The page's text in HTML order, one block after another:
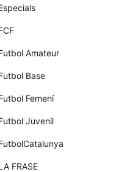
Amateur
Base
Femení
Juvenil
FRASE